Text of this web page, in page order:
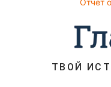
Отчет
ТВОЙ